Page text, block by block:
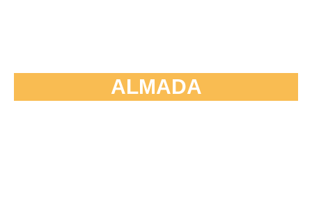
ALMADA